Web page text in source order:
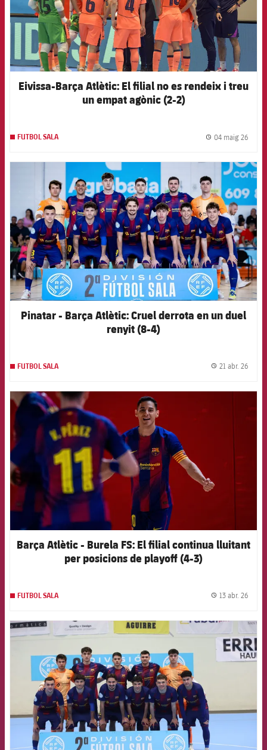
Eivissa-Barça Atlètic: El filial no es rendeix i treu
un empat agònic (2-2)
FUTBOL SALA 04 maig 26
Pinatar - Barça Atlètic: Cruel derrota en un duel
renyit (8-4)
FUTBOL SALA 21 abr. 26
FCB Barcelona badge
Barça Atlètic - Burela FS: El filial continua lluitant
per posicions de playoff (4-3)
FUTBOL SALA 13 abr. 26
FCB Barcelona badge